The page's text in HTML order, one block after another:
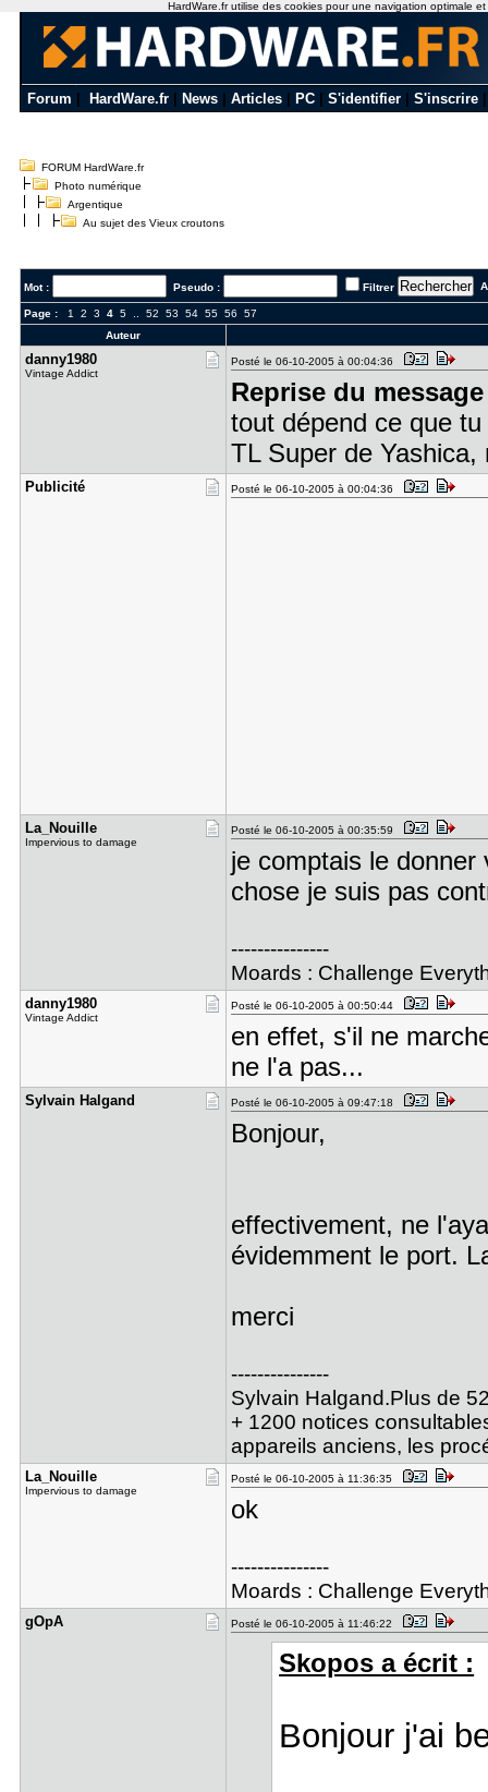
Forum HardWare.fr News Articles PC S'identifier S'inscrire
FORUM HardWare.fr
Photo numérique
Argentique
Au sujet des Vieux croutons
Mot : Pseudo : Filtrer
Page : 1 2 3 4 5.. 52 53 54 55 56
57
Auteur
danny1980
Vintage Addict
Posté le 06-10-2005 à 00:04:36
Reprise du
tout dépend ce que
TL Super de
Publicité Posté le 06-10-2005 à 00:04:36
La_Nouille
Impervious to damage
Posté le 06-10-2005 à 00:35:59
je comptais le
chose je suis pas
---------------
Moards : Challenge
danny1980
Vintage Addict
Posté le 06-10-2005 à 00:50:44
en effet, s'il ne
ne l'a pas...
Sylvain Ha​lgand Posté le 06-10-2005 à 09:47:18
Bonjour,
effectivement, ne
évidemment le port.
merci
---------------
Sylvain Halgand.Plus de
+ 1200 notices
appareils anciens, les
La_Nouille
Impervious to damage
Posté le 06-10-2005 à 11:36:35
ok
---------------
Moards : Challenge
gOpA Posté le 06-10-2005 à 11:46:22
Skopos a écrit :
Bonjour j'ai
HardWare.fr utilise des cookies pour une navigation optimale